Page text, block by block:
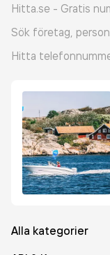
Hitta.se - Gratis
Sök företag,
Hitta
Alla kategorier